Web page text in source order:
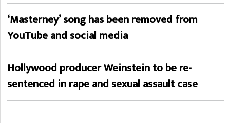
‘Masterney’ song has been removed from
YouTube and social media
Hollywood producer Weinstein to be re-
sentenced in rape and sexual assault case